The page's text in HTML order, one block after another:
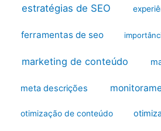
estratégias de SEO
ferramentas de seo
marketing de conteúdo
meta descrições
otimização de conteúdo